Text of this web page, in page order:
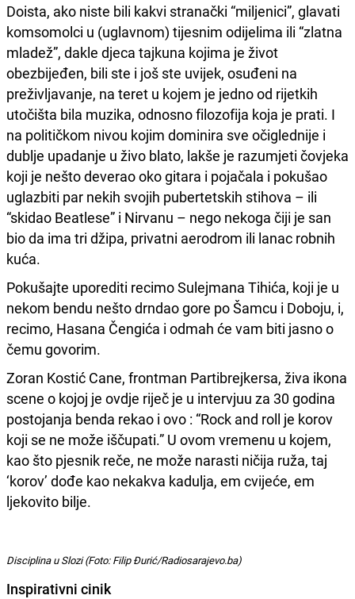
Doista, ako niste bili kakvi stranački “miljenici”, glavati
komsomolci u (uglavnom) tijesnim odijelima ili “zlatna
mladež”, dakle djeca tajkuna kojima je život
obezbijeđen, bili ste i još ste uvijek, osuđeni na
preživljavanje, na teret u kojem je jedno od rijetkih
utočišta bila muzika, odnosno filozofija koja je prati. I
na političkom nivou kojim dominira sve očiglednije i
dublje upadanje u živo blato, lakše je razumjeti čovjeka
koji je nešto deverao oko gitara i pojačala i pokušao
uglazbiti par nekih svojih pubertetskih stihova – ili
“skidao Beatlese” i Nirvanu – nego nekoga čiji je san
bio da ima tri džipa, privatni aerodrom ili lanac robnih
kuća.
Pokušajte uporediti recimo Sulejmana Tihića, koji je u
nekom bendu nešto drndao gore po Šamcu i Doboju, i,
recimo, Hasana Čengića i odmah će vam biti jasno o
čemu govorim.
Zoran Kostić Cane, frontman Partibrejkersa, živa ikona
scene o kojoj je ovdje riječ je u intervjuu za 30 godina
postojanja benda rekao i ovo : “Rock and roll je korov
koji se ne može iščupati.” U ovom vremenu u kojem,
kao što pjesnik reče, ne može narasti ničija ruža, taj
‘korov’ dođe kao nekakva kadulja, em cvijeće, em
ljekovito bilje.
Disciplina u Slozi (Foto: Filip Đurić/Radiosarajevo.ba)
Inspirativni cinik